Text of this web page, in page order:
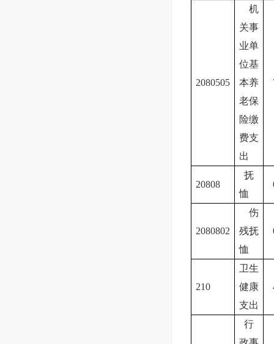
2080505
机
关事
业单
位基
本养
老保
险缴
费支
出
20808
抚
恤
2080802
伤
残抚
恤
210
卫生
健康
支出
行